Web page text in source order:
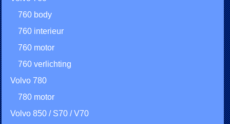
760 body
760 interieur
760 motor
760 verlichting
Volvo 780
780 motor
Volvo 850 / S70 / V70